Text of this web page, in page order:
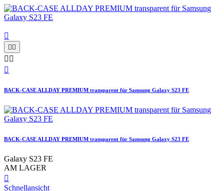


 

BACK-CASE ALLDAY PREMIUM transparent für Samsung Galaxy S23 FE
BACK-CASE ALLDAY PREMIUM transparent für Samsung Galaxy S23 FE
Galaxy S23 FE
AM LAGER

Schnellansicht